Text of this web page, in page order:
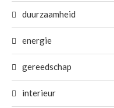
duurzaamheid
energie
gereedschap
interieur